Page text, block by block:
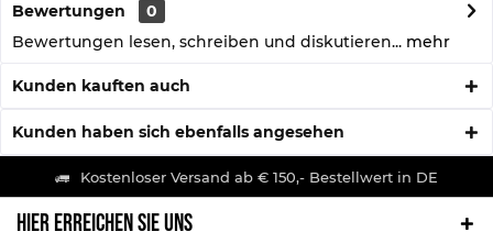
Bewertungen
0
Bewertungen lesen, schreiben und diskutieren... mehr
Kunden kauften auch
Kunden haben sich ebenfalls angesehen
Kostenloser Versand ab € 150,- Bestellwert in DE
HIER ERREICHEN SIE UNS